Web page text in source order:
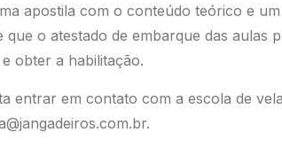
apostila com o conteúdo teórico e
o atestado de embarque das aulas
e obter a habilitação.
entrar em contato com a escola de
.